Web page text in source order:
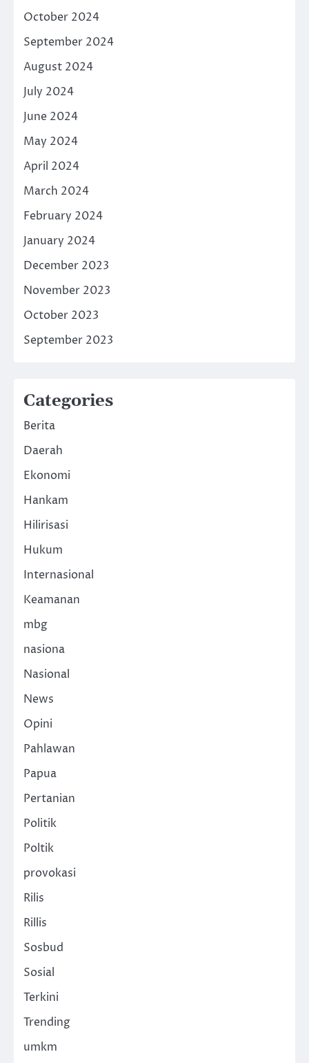
October 2024
September 2024
August 2024
July 2024
June 2024
May 2024
April 2024
March 2024
February 2024
January 2024
December 2023
November 2023
October 2023
September 2023
Categories
Berita
Daerah
Ekonomi
Hankam
Hilirisasi
Hukum
Internasional
Keamanan
mbg
nasiona
Nasional
News
Opini
Pahlawan
Papua
Pertanian
Politik
Poltik
provokasi
Rilis
Rillis
Sosbud
Sosial
Terkini
Trending
umkm